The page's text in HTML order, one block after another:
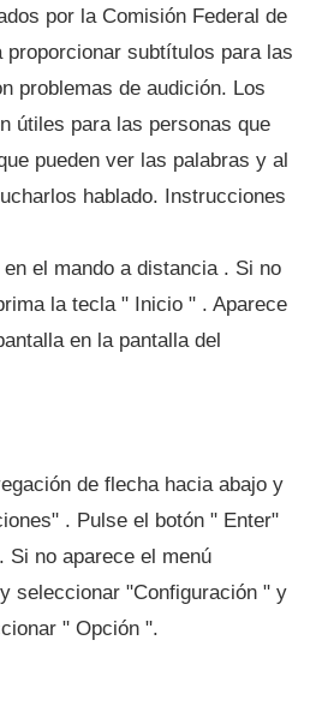
por la Comisión Federal de
proporcionar subtítulos para las
problemas de audición. Los
útiles para las personas que
pueden ver las palabras y al
hablado. Instrucciones
el mando a distancia . Si no
la tecla " Inicio " . Aparece
en la pantalla del
de flecha hacia abajo y
. Pulse el botón " Enter"
Si no aparece el menú
seleccionar "Configuración " y
" Opción ".